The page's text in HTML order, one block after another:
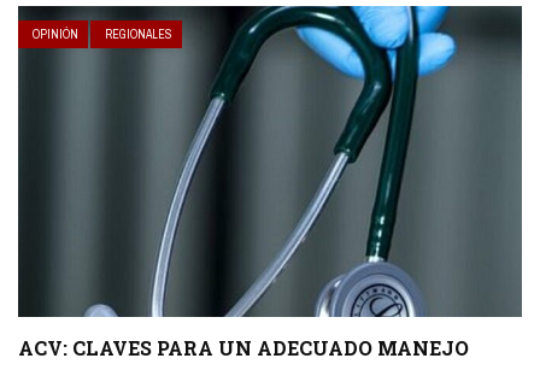
OPINIÓN REGIONALES
ACV: CLAVES PARA UN ADECUADO MANEJO